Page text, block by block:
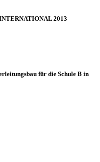
2013
für die Schule B in